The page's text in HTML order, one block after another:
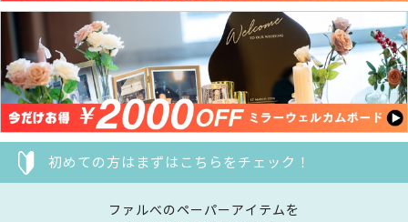
初めての方はまずはこちらをチェック！
ファルべのペーパーアイテムを